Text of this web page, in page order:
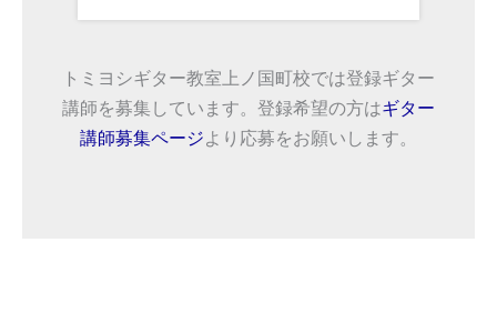
トミヨシギター教室上ノ国町校では登録ギター
講師を募集しています。登録希望の方はギター
講師募集ページより応募をお願いします。